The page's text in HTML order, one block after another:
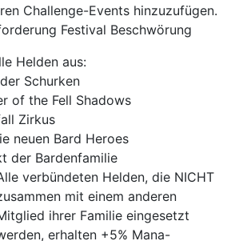
Challenge-Events hinzuzufügen.
Festival Beschwörung
Helden aus:
Schurken
of the Fell Shadows
Zirkus
neuen Bard Heroes
der Bardenfamilie
verbündeten Helden, die NICHT
mit einem anderen
ihrer Familie eingesetzt
erhalten +5% Mana-